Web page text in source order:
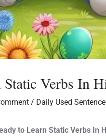
Static Verbs In
/ Daily Used
to Learn Static Verbs In